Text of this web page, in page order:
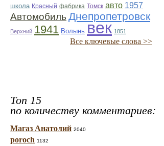
школа Красный фабрика Томск авто 1957
Автомобиль Днепропетровск
Верхний 1941 Волынь век 1851
Все ключевые слова >>
Топ 15
по количеству комментариев:
Магаз Анатолий 2040
poroch 1132